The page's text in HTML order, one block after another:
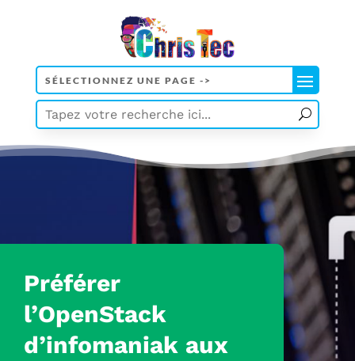
Préférer
l’OpenStack
d’infomaniak aux